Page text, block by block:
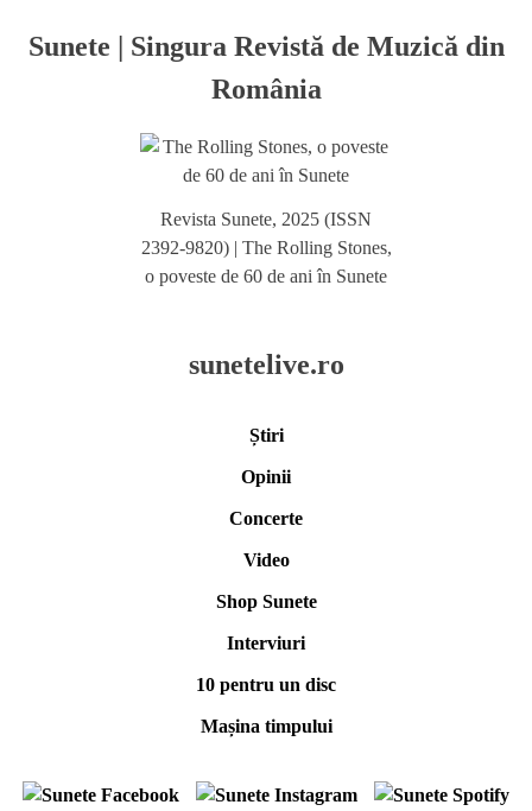
Sunete | Singura Revistă de Muzică din
România
Revista Sunete, 2025 (ISSN
2392-9820) | The Rolling Stones,
o poveste de 60 de ani în Sunete
sunetelive.ro
Știri
Opinii
Concerte
Video
Shop Sunete
Interviuri
10 pentru un disc
Mașina timpului